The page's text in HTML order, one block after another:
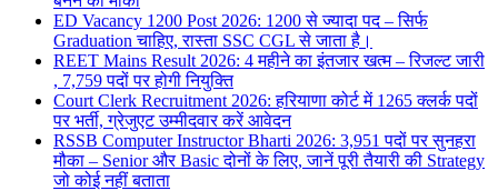
ED Vacancy 1200 Post 2026: 1200 से ज्यादा पद – सिर्फ
Graduation चाहिए, रास्ता SSC CGL से जाता है।
REET Mains Result 2026: 4 महीने का इंतजार खत्म – रिजल्ट जारी
, 7,759 पदों पर होगी नियुक्ति
Court Clerk Recruitment 2026: हरियाणा कोर्ट में 1265 क्लर्क पदों
पर भर्ती, ग्रेजुएट उम्मीदवार करें आवेदन
RSSB Computer Instructor Bharti 2026: 3,951 पदों पर सुनहरा
मौका – Senior और Basic दोनों के लिए, जानें पूरी तैयारी की Strategy
जो कोई नहीं बताता